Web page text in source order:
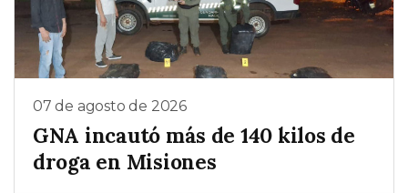
07 de agosto de 2026
GNA incautó más de 140 kilos de
droga en Misiones